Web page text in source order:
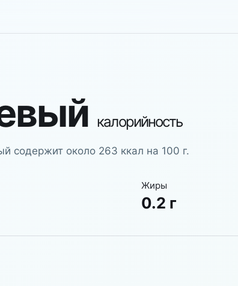
калорийность
около 263 ккал на 100 г.
Жиры
0.2 г